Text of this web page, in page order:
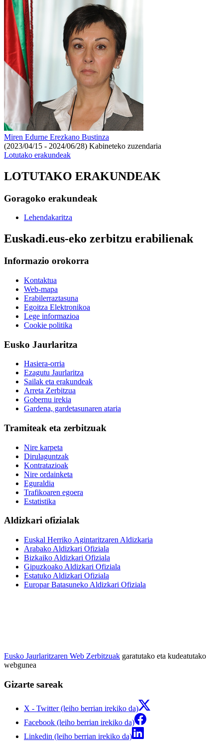
Miren Edurne Erezkano Bustinza
(2023/04/15 - 2024/06/28) Kabineteko zuzendaria
Lotutako erakundeak
LOTUTAKO ERAKUNDEAK
Goragoko erakundeak
Lehendakaritza
Euskadi.eus-eko zerbitzu erabilienak
Informazio orokorra
Kontaktua
Web-mapa
Erabilerraztasuna
Egoitza Elektronikoa
Lege informazioa
Cookie politika
Eusko Jaurlaritza
Hasiera-orria
Ezagutu Jaurlaritza
Sailak eta erakundeak
Arreta Zerbitzua
Gobernu irekia
Gardena, gardetasunaren ataria
Tramiteak eta zerbitzuak
Nire karpeta
Dirulaguntzak
Kontratazioak
Nire ordainketa
Eguraldia
Trafikoaren egoera
Estatistika
Aldizkari ofizialak
Euskal Herriko Agintaritzaren Aldizkaria
Arabako Aldizkari Ofiziala
Bizkaiko Aldizkari Ofiziala
Gipuzkoako Aldizkari Ofiziala
Estatuko Aldizkari Ofiziala
Europar Batasuneko Aldizkari Ofiziala
Eusko Jaurlaritzaren Web Zerbitzuak garatutako eta kudeatutako
webgunea
Gizarte sareak
X - Twitter (leiho berrian irekiko da)
Facebook (leiho berrian irekiko da)
Linkedin (leiho berrian irekiko da)